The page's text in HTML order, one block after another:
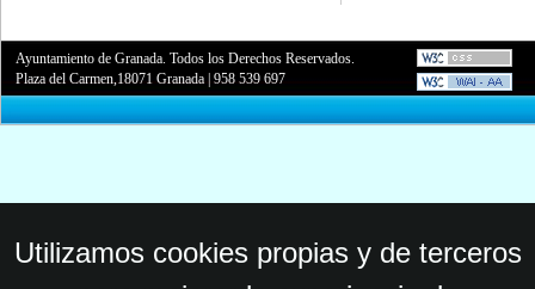
Ayuntamiento de Granada. Todos los Derechos Reservados.
Plaza del Carmen,18071 Granada |958 539 697
Utilizamos cookies propias y de terceros